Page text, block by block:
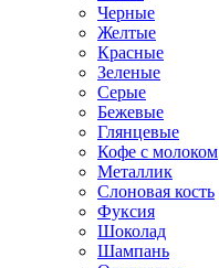
Черные
Желтые
Красные
Зеленые
Серые
Бежевые
Глянцевые
Кофе с молоком
Металлик
Слоновая кость
Фуксия
Шоколад
Шампань